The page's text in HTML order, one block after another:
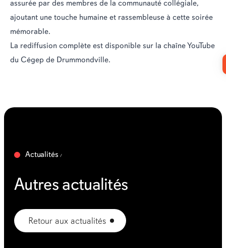
assurée par des membres de la communauté collégiale,
ajoutant une touche humaine et rassembleuse à cette soirée
mémorable.
La rediffusion complète est disponible sur la chaîne YouTube
du Cégep de Drummondville.
Actualités
Autres actualités
Retour aux actualités